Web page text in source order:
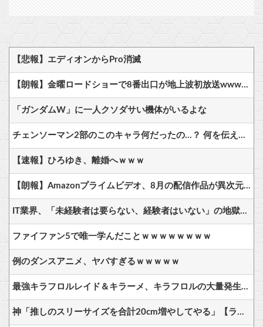
【悲報】エディオンからPro消滅
【朗報】金曜ロードショーで8番出口が地上波初放送wwwwwwwww
「ガンダムW」に一人クソダサい機体がいるよな
チェンソーマン2部のこのキャラ何だったの…？ 何を伝えたいキャラだったの…？
【速報】ひろゆき、離婚へｗｗｗ
【朗報】Amazonプライムビデオ、8月の配信作品が異次元の凄さ！体感気温50度越えへ
IT業界、「未経験者は要らない、経験者はいない」の地獄絵図にwww
ファイファン5で唯一学んだことｗｗｗｗｗｗｗｗ
例のダンスアニメ、ヤバすぎるｗｗｗｗｗ
最強キラフロルレイド＆キラーメ、キラフロルの大量発生イベント開催中！
神「推しのスリーサイズを合計20cm増やしてやる」【ラブライブ！】